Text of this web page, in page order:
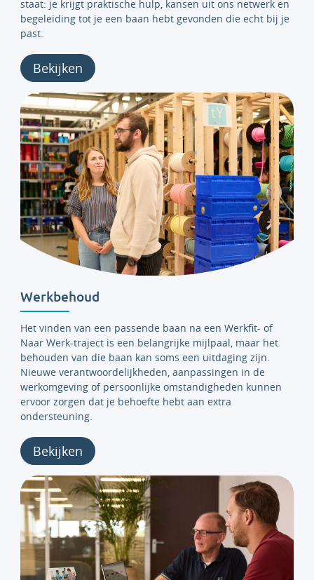
staat: je krijgt praktische hulp, kansen uit ons netwerk en
begeleiding tot je een baan hebt gevonden die echt bij je
past.
Bekijken
Werkbehoud
Het vinden van een passende baan na een Werkfit- of
Naar Werk-traject is een belangrijke mijlpaal, maar het
behouden van die baan kan soms een uitdaging zijn.
Nieuwe verantwoordelijkheden, aanpassingen in de
werkomgeving of persoonlijke omstandigheden kunnen
ervoor zorgen dat je behoefte hebt aan extra
ondersteuning.
Bekijken